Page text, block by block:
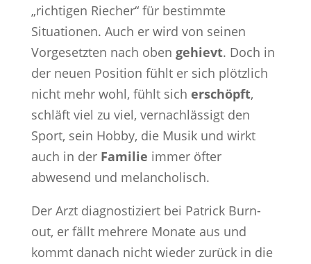
„richtigen Riecher“ für bestimmte
Situationen. Auch er wird von seinen
Vorgesetzten nach oben gehievt. Doch in
der neuen Position fühlt er sich plötzlich
nicht mehr wohl, fühlt sich erschöpft,
schläft viel zu viel, vernachlässigt den
Sport, sein Hobby, die Musik und wirkt
auch in der Familie immer öfter
abwesend und melancholisch.
Der Arzt diagnostiziert bei Patrick Burn-
out, er fällt mehrere Monate aus und
kommt danach nicht wieder zurück in die